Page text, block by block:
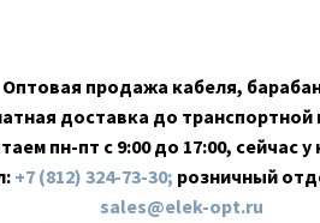
Оптовая продажа кабеля,
доставка до транспортной
пн-пт с 9:00 до 17:00, сейчас у
+7 (812) 324-73-30; розничный
sales@elek-opt.ru